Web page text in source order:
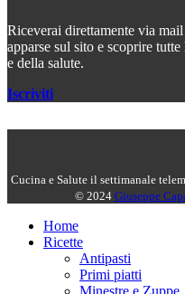
Riceverai direttamente via
apparse sul sito e scoprire
e della salute.
Iscriviti
Cucina e Salute il settimanale
© 2024 Giuseppe
Home
Ricette
Antipasti
Primi piatti